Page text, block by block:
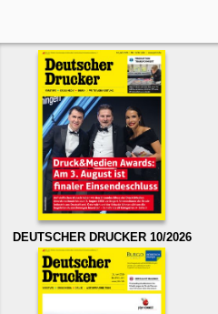
DEUTSCHER DRUCKER 10/2026